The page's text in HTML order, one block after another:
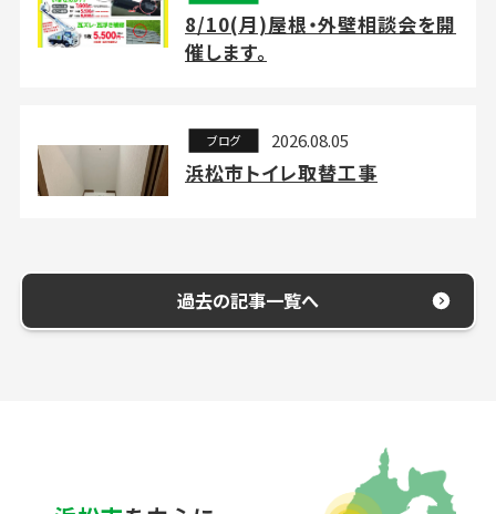
8/10(月)屋根・外壁相談会を開
催します。
ブログ 2026.08.05
浜松市トイレ取替工事
過去の記事一覧へ